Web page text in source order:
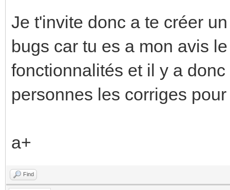
Je t'invite donc a te créer
bugs car tu es a mon avis
fonctionnalités et il y a
personnes les corriges
a+
Find